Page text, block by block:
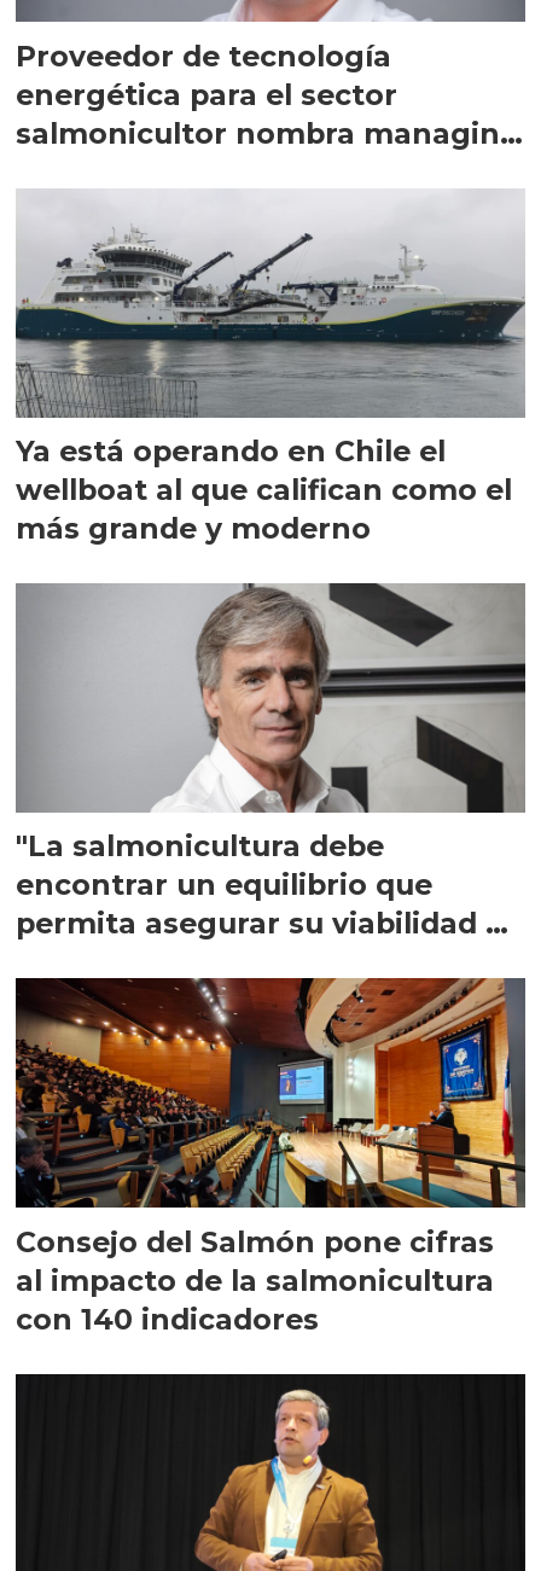
Proveedor de tecnología
energética para el sector
salmonicultor nombra managing
Ya está operando en Chile el
wellboat al que califican como el
más grande y moderno
"La salmonicultura debe
encontrar un equilibrio que
permita asegurar su viabilidad de
Consejo del Salmón pone cifras
al impacto de la salmonicultura
con 140 indicadores